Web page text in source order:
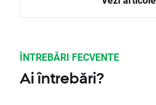
ÎNTREBĂRI FECVENTE
Ai întrebări?